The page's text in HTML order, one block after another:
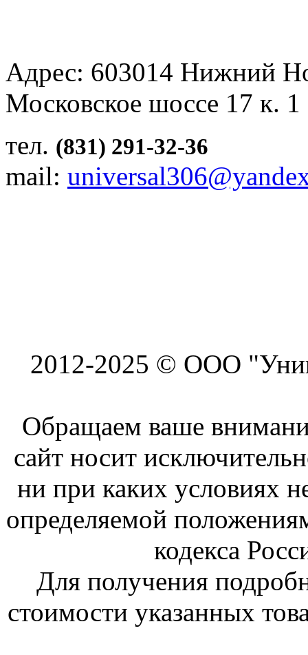
Адрес: 603014 Нижний
Московское шоссе 17 к.
тел. (831) 291-32-36
mail:
2012-2025 © ООО
Обращаем ваше
сайт носит
ни при каких условиях
определяемой
кодекса
Для получения
стоимости указанных